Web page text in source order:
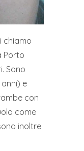
chiamo
Porto
Sono
e
con
come
inoltre